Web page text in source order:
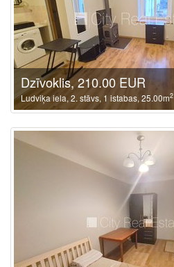
Dzīvoklis, 210.00 EUR
Ludviķa iela, 2. stāvs, 1 istabas, 25.00m2